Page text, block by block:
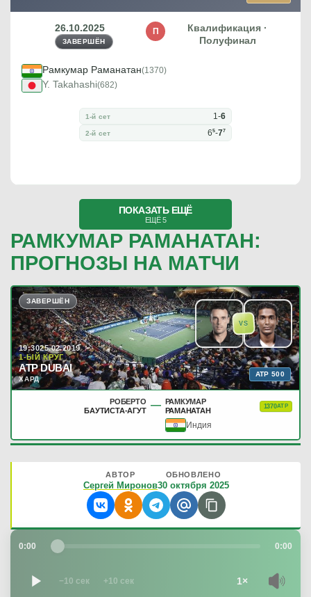
26.10.2025
ЗАВЕРШЁН
Квалификация ·
Полуфинал
П
Рамкумар Раманатан(1370)
Y. Takahashi(682)
1-й сет 1-6
2-й сет 65-77
ПОКАЗАТЬ ЕЩЁ
ЕЩЁ 5
РАМКУМАР РАМАНАТАН:
ПРОГНОЗЫ НА МАТЧИ
VS
ЗАВЕРШЁН
19:3025.02.2019
1-ЫЙ КРУГ
ATP DUBAI
ХАРД
ATP 500
РОБЕРТО
БАУТИСТА-АГУТ — РАМКУМАР
РАМАНАТАН
1370ATP
Индия
АВТОР
Сергей Миронов
ОБНОВЛЕНО
30 октября 2025
0:00 0:00
−10 сек +10 сек 1×